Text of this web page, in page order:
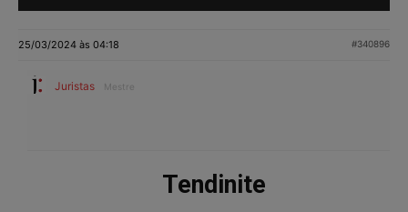
25/03/2024 às 04:18 #340896
Juristas Mestre
Tendinite